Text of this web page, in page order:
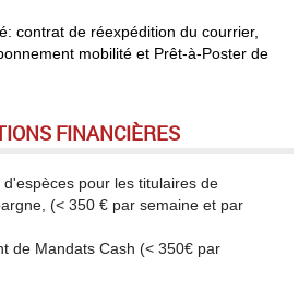
contrat de réexpédition du courrier,
mobilité et Prêt-à-Poster de
FINANCIÈRES
pour les titulaires de
(< 350 € par semaine et par
de Mandats Cash (< 350€ par